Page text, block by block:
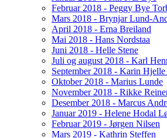
Februar 2018 - Peggy Bye
Mars 2018 - Brynjar Lund-
April 2018 - Erna Breiland
Mai 2018 - Hans Nordstaa
Juni 2018 - Helle Stene
Juli og august 2018 - Karl
September 2018 - Karin
Oktober 2018 - Marius Lunde
November 2018 - Rikke
Desember 2018 - Marcus
Januar 2019 - Helene Hodal
Februar 2019 - Jørgen Nilsen
Mars 2019 - Kathrin Steffen